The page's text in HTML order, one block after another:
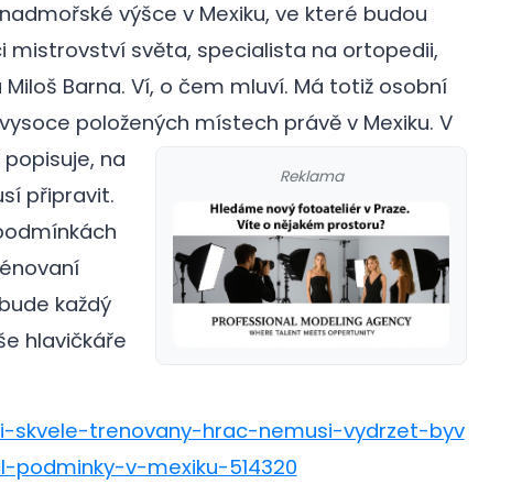
výšce v Mexiku, ve které budou
světa, specialista na ortopedii,
Barna. Ví, o čem mluví. Má totiž osobní
položených místech právě v Mexiku.
Reklama
V
popisuje, na
připravit.
každý
hlavičkáře
skvele-trenovany-hrac-nemusi-vydrzet-byv
v-mexiku-514320